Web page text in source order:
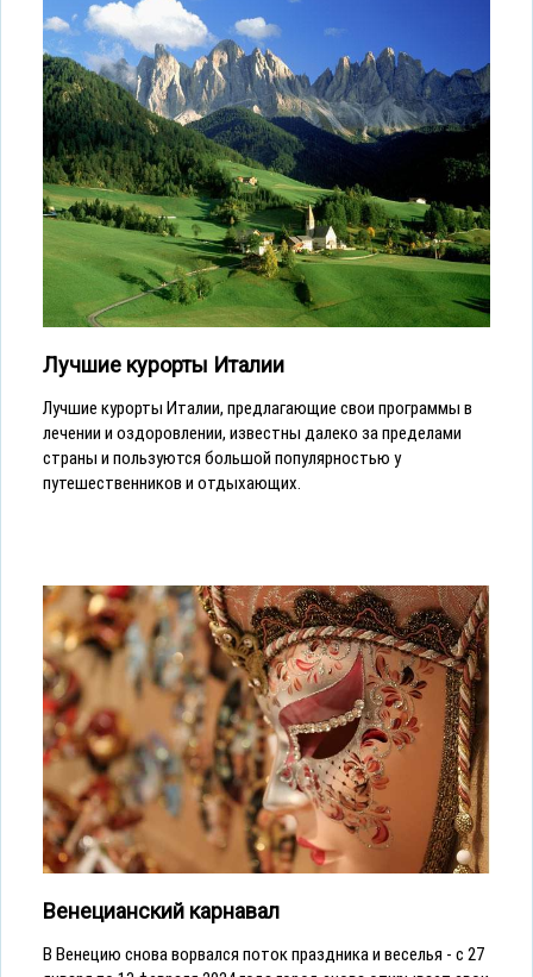
Лучшие курорты Италии
Лучшие курорты Италии, предлагающие свои программы в
лечении и оздоровлении, известны далеко за пределами
страны и пользуются большой популярностью у
путешественников и отдыхающих.
Венецианский карнавал
В Венецию снова ворвался поток праздника и веселья - с 27